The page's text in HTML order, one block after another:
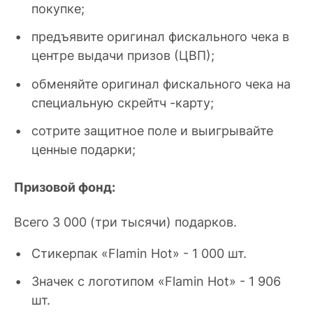
покупке;
предъявите оригинал фискального чека в
центре выдачи призов (ЦВП);
обменяйте оригинал фискального чека на
специальную скрейтч -карту;
сотрите защитное поле и выигрывайте
ценные подарки;
Призовой фонд:
Всего 3 000 (три тысячи) подарков.
Стикерпак «Flamin Hot» - 1 000 шт.
Значек с логотипом «Flamin Hot» - 1 906
шт.